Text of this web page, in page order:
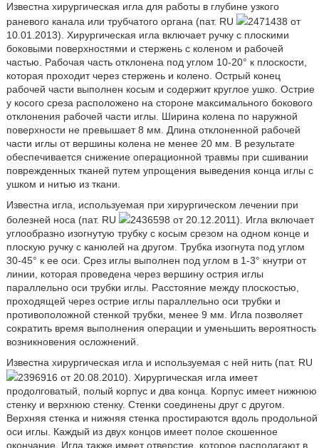
Известна хирургическая игла для работы в глубине узкого
раневого канала или трубчатого органа (пат. RU
2471438 от
10.01.2013). Хирургическая игла включает ручку с плоскими
боковыми поверхностями и стержень с коленом и рабочей
частью. Рабочая часть отклонена под углом 10-20° к плоскости,
которая проходит через стержень и колено. Острый конец
рабочей части выполнен косым и содержит круглое ушко. Острие
у косого среза расположено на стороне максимального бокового
отклонения рабочей части иглы. Ширина колена по наружной
поверхности не превышает 8 мм. Длина отклоненной рабочей
части иглы от вершины колена не менее 20 мм. В результате
обеспечивается снижение операционной травмы при сшивании
поврежденных тканей путем упрощения выведения конца иглы с
ушком и нитью из ткани.
Известна игла, используемая при хирургическом лечении при
болезней носа (пат. RU
2436598 от 20.12.2011). Игла включает
углообразно изогнутую трубку с косым срезом на одном конце и
плоскую ручку с канюлей на другом. Трубка изогнута под углом
30-45° к ее оси. Срез иглы выполнен под углом в 1-3° кнутри от
линии, которая проведена через вершину острия иглы
параллельно оси трубки иглы. Расстояние между плоскостью,
проходящей через острие иглы параллельно оси трубки и
противоположной стенкой трубки, менее 9 мм. Игла позволяет
сократить время выполнения операции и уменьшить вероятность
возникновения осложнений.
Известна хирургическая игла и используемая с ней нить (пат. RU
2396916 от 20.08.2010). Хирургическая игла имеет
продолговатый, полый корпус и два конца. Корпус имеет нижнюю
стенку и верхнюю стенку. Стенки соединены друг с другом.
Верхняя стенка и нижняя стенка простираются вдоль продольной
оси иглы. Каждый из двух концов имеет полое скошенное
окончание. Игла также имеет отверстие, которое располагают в